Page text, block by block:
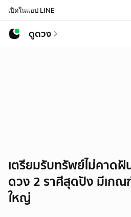
เปิดในแอป LINE
ดูดวง
เตรียมรับทรัพย์ไม่คาด
ดวง 2 ราศีสุดปัง มีเกณ
ใหญ่